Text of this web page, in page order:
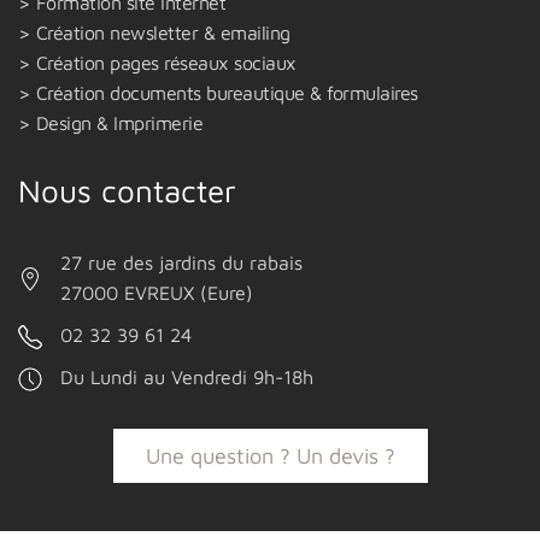
Création newsletter & emailing
Création pages réseaux sociaux
Création documents bureautique & formulaires
Design & Imprimerie
Nous contacter
27 rue des jardins du rabais
27000 EVREUX (Eure)
02 32 39 61 24
Du Lundi au Vendredi 9h-18h
Une question ? Un devis ?